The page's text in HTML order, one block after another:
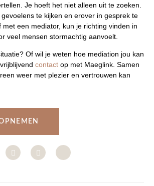
Je hoeft het niet alleen uit te zoeken.
te kijken en erover in gesprek te
een mediator, kun je richting vinden in
veel mensen stormachtig aanvoelt.
Of wil je weten hoe mediation jou kan
contact op met Maeglink. Samen
weer met plezier en vertrouwen kan